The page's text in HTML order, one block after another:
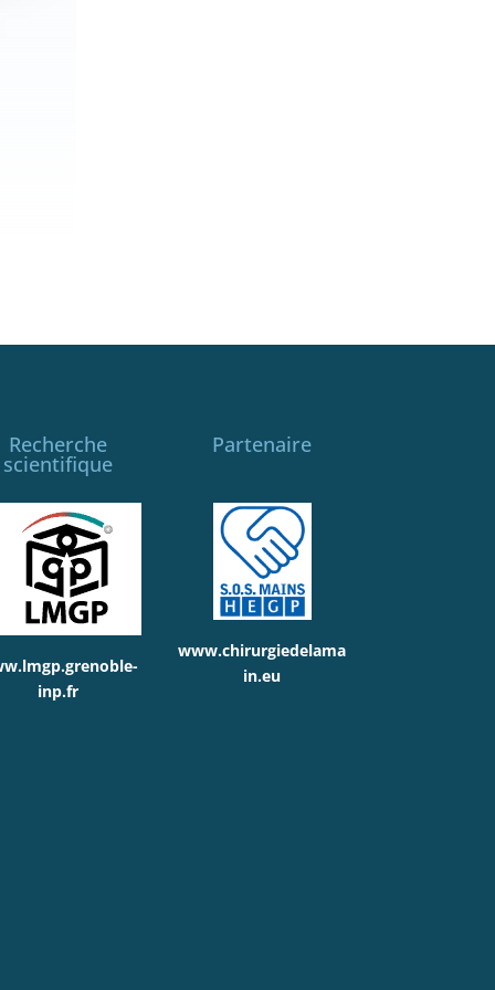
Recherche
scientifique
inp.fr
Partenaire
www.chirurgiedelama
in.eu